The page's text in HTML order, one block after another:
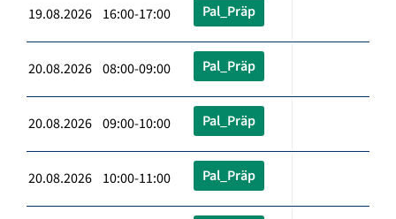
19.08.2026 16:00-17:00 Pal_Präp
20.08.2026 08:00-09:00 Pal_Präp
20.08.2026 09:00-10:00 Pal_Präp
20.08.2026 10:00-11:00 Pal_Präp